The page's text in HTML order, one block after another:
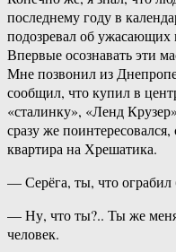
последнему году в
подозревал об ужасающих
Впервые осознавать эти
Мне позвонил из
сообщил, что купил в
«сталинку», «Ленд
сразу же
квартира на Хрешатика.
— Серёга, ты, что ограбил
— Ну, что ты?.. Ты же
человек.